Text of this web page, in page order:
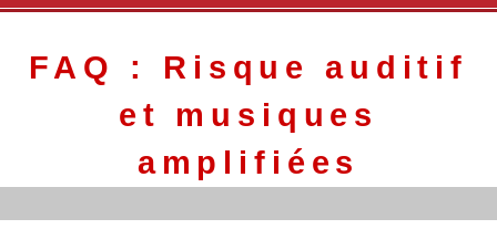
FAQ : Risque auditif
et musiques
amplifiées